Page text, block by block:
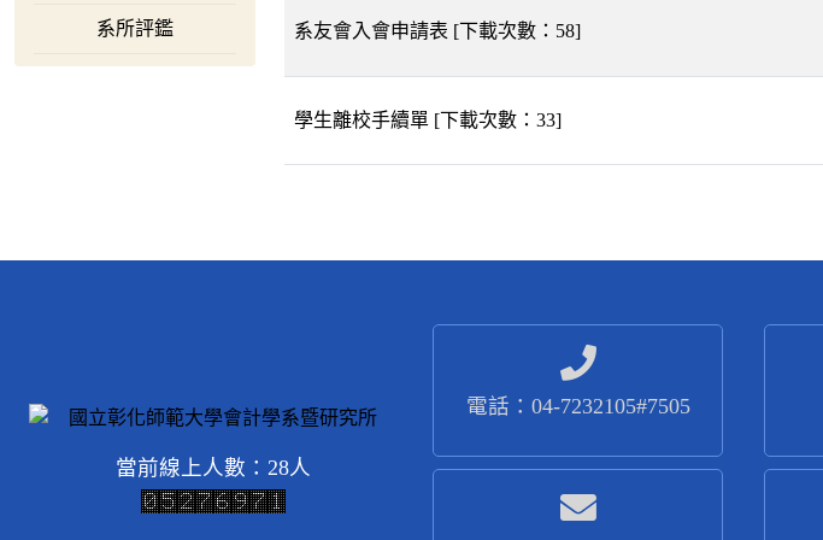
系所評鑑 系友會入會申請表 [下載次數： 58]
學生離校手續單 [下載次數： 33]
當前線上人數：28人
電話：04-7232105#7505